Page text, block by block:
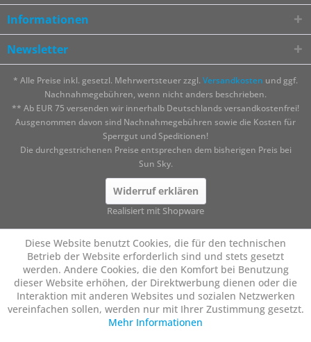
Informationen
Newsletter
* Alle Preise inkl. gesetzl. Mehrwertsteuer zzgl. Versandkosten und ggf.
Nachnahmegebühren, wenn nicht anders beschrieben.
** Ab EUR 75 versenden wir innerhalb Deutschlands versandkostenfrei!
Ausgenommen davon sind Nachnahmegebühren sowie die Kosten für
Sperrgut und Speditionen!
Die durchgestrichenen Preise entsprechen dem bisherigen Preis bei
Sun Sky.
Widerruf erklären
Realisiert mit Shopware
Diese Website benutzt Cookies, die für den technischen
Betrieb der Website erforderlich sind und stets gesetzt
werden. Andere Cookies, die den Komfort bei Benutzung
dieser Website erhöhen, der Direktwerbung dienen oder die
Interaktion mit anderen Websites und sozialen Netzwerken
vereinfachen sollen, werden nur mit Ihrer Zustimmung gesetzt.
Mehr Informationen